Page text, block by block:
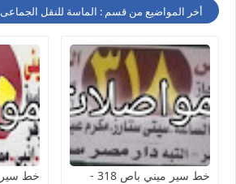
أخر المواضيع من قسم : الماسة للنقل الجماعى
خط سير ميني باص 318 -